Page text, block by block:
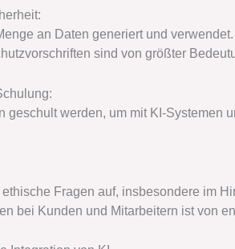
an Daten generiert und
sind von größter
geschult werden, um mit KI-Systemen
Fragen auf, insbesondere im
bei Kunden und Mitarbeitern ist von